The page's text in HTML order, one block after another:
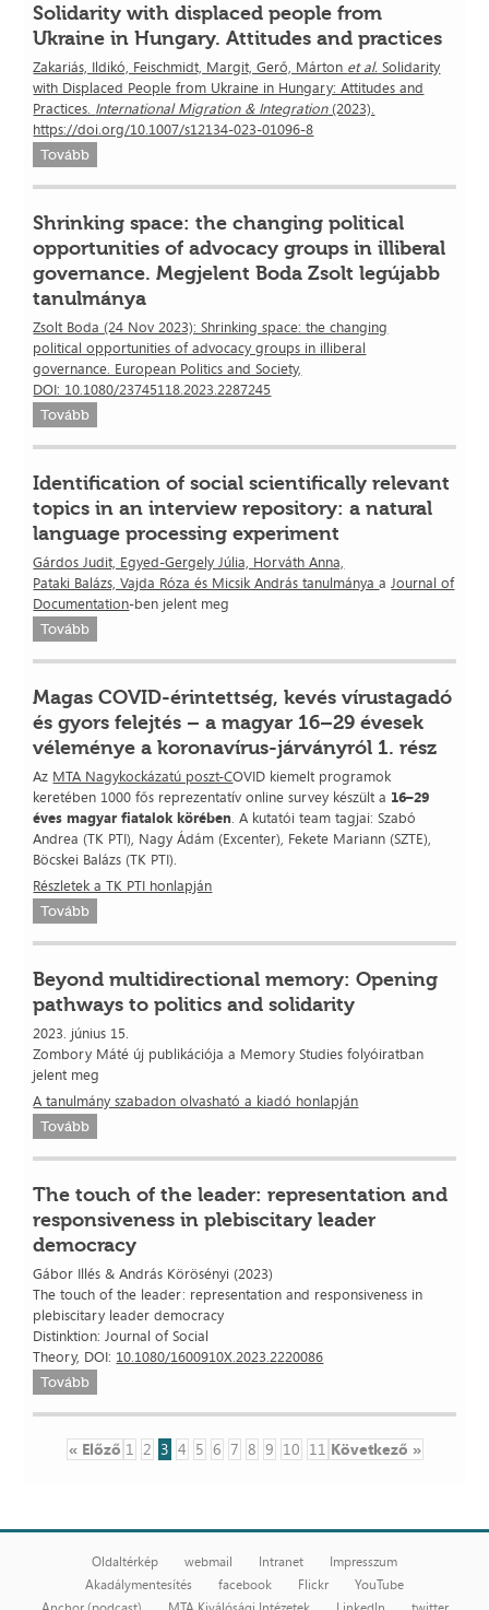
Solidarity with displaced people from
Ukraine in Hungary. Attitudes and practices
Zakariás, Ildikó, Feischmidt, Margit, Gerő, Márton et al. Solidarity
with Displaced People from Ukraine in Hungary: Attitudes and
Practices. International Migration & Integration(2023).
https://doi.org/10.1007/s12134-023-01096-8
Tovább
Shrinking space: the changing political
opportunities of advocacy groups in illiberal
governance. Megjelent Boda Zsolt legújabb
tanulmánya
Zsolt Boda (24 Nov 2023): Shrinking space: the changing
political opportunities of advocacy groups in illiberal
governance. European Politics and Society,
DOI: 10.1080/23745118.2023.2287245
Tovább
Identification of social scientifically relevant
topics in an interview repository: a natural
language processing experiment
Gárdos Judit, Egyed-Gergely Júlia, Horváth Anna,
Pataki Balázs, Vajda Róza és Micsik András tanulmányaaJournal of
Documentation-ben jelent meg
Tovább
Magas COVID-érintettség, kevés vírustagadó
és gyors felejtés – a magyar 16–29 évesek
véleménye a koronavírus-járványról 1. rész
Az MTA Nagykockázatú poszt-COVID kiemelt programok
keretében 1000 fős reprezentatív online survey készült a 16–29
éves magyar fiatalok körében. A kutatói team tagjai: Szabó
Andrea (TK PTI), Nagy Ádám (Excenter), Fekete Mariann (SZTE),
Böcskei Balázs (TK PTI).
Részletek a TK PTI honlapján
Tovább
Beyond multidirectional memory: Opening
pathways to politics and solidarity
2023. június 15.
​Zombory Máté új publikációja a Memory Studies folyóiratban
jelent meg
A tanulmány szabadon olvasható a kiadó honlapján
Tovább
The touch of the leader: representation and
responsiveness in plebiscitary leader
democracy
Gábor Illés & András Körösényi (2023)
The touch of the leader: representation and responsiveness in
plebiscitary leader democracy
Distinktion: Journal of Social
Theory, DOI: 10.1080/1600910X.2023.2220086
Tovább
« Előző 1 2 3 4 5 6 7 8 9 10 11 Következő »
Oldaltérkép webmail Intranet
Impresszum
Akadálymentesítés
facebook Flickr
YouTube